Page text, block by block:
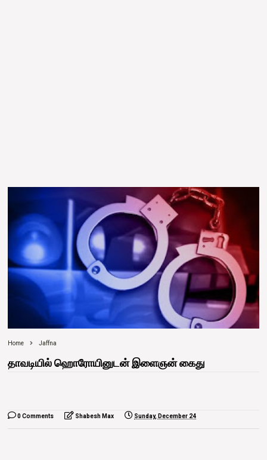
Home Jaffna
தாவடியில் ஹொரோயினுடன் இளைஞன் கைது
0 Comments Shabesh Max Sunday, December 24